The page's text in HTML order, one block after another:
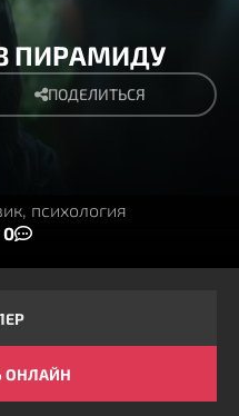
ПИРАМИДУ
ПОДЕЛИТЬСЯ
психология
0
ОНЛАЙН